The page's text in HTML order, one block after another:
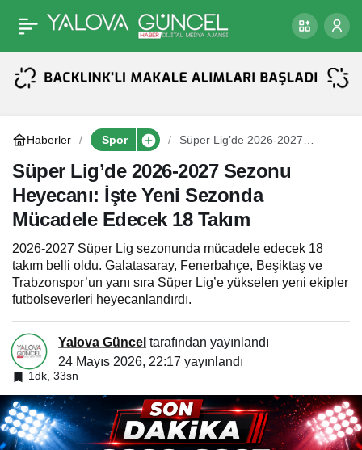
Haberler Spor
Süper Lig’de 2026-2027
Sezonda Mücadele Edecek 18
Takım
Süper Lig’de 2026-2027 Sezonu
Heyecanı: İşte Yeni Sezonda
Mücadele Edecek 18 Takım
2026-2027 Süper Lig sezonunda mücadele edecek 18
takım belli oldu. Galatasaray, Fenerbahçe, Beşiktaş ve
Trabzonspor’un yanı sıra Süper Lig’e yükselen yeni ekipler
futbolseverleri heyecanlandırdı.
Yalova Güncel tarafından yayınlandı
24 Mayıs 2026, 22:17 yayınlandı
1dk, 33sn
Hull City Tarih Yazdı: 16
Yıl Sonra Premier Lig’de
Paylaş